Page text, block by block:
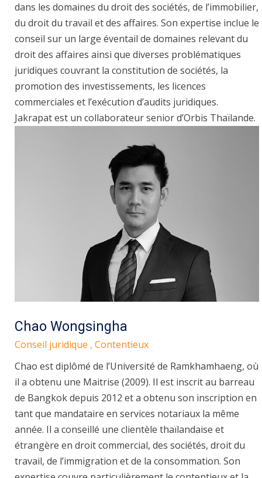
dans les domaines du droit des sociétés, de l’immobilier,
du droit du travail et des affaires. Son expertise inclue le
conseil sur un large éventail de domaines relevant du
droit des affaires ainsi que diverses problématiques
juridiques couvrant la constitution de sociétés, la
promotion des investissements, les licences
commerciales et l’exécution d’audits juridiques.
Jakrapat est un collaborateur senior d’Orbis Thaïlande.
Chao Wongsingha
Conseil juridique , Contentieux
Chao est diplômé de l’Université de Ramkhamhaeng, où
il a obtenu une Maitrise (2009). Il est inscrit au barreau
de Bangkok depuis 2012 et a obtenu son inscription en
tant que mandataire en services notariaux la même
année. Il a conseillé une clientèle thaïlandaise et
étrangère en droit commercial, des sociétés, droit du
travail, de l’immigration et de la consommation. Son